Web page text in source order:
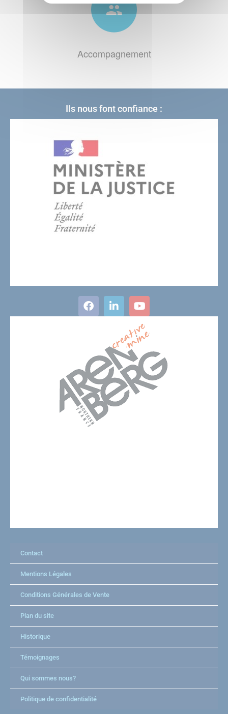
Accompagnement
Ils nous font confiance :
Contact
Mentions Légales
Conditions Générales de Vente
Plan du site
Historique
Témoignages
Qui sommes nous?
Politique de confidentialité